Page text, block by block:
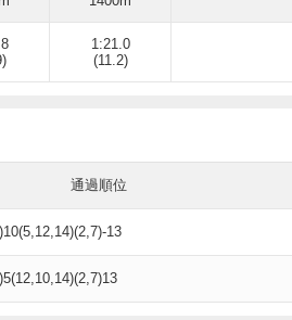
1:21.0
(11.2)
通過順位
13